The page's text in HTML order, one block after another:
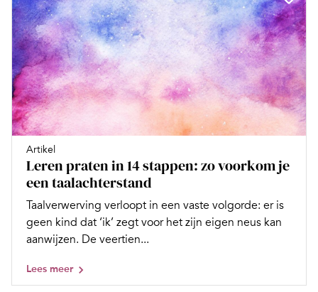
Artikel
Leren praten in 14 stappen: zo voorkom je
een taalachterstand
Taalverwerving verloopt in een vaste volgorde: er is
geen kind dat ‘ik’ zegt voor het zijn eigen neus kan
aanwijzen. De veertien...
Lees meer